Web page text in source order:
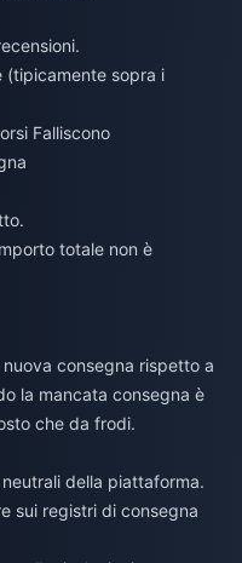
(tipicamente sopra i
Falliscono
totale non è
consegna rispetto a
la mancata consegna è
che da frodi.
della piattaforma.
sui registri di consegna